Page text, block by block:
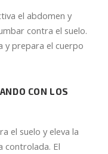
el abdomen y
contra el suelo.
y prepara el cuerpo
CON LOS
el suelo y eleva la
controlada. El